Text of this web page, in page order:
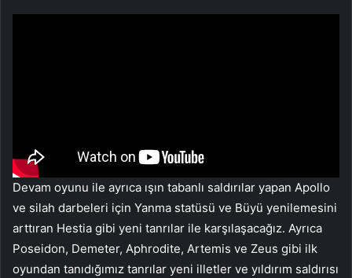
Devam oyunu ile ayrıca ışın tabanlı saldırılar yapan Apollo
ve silah darbeleri için Yanma statüsü ve Büyü yenilemesini
arttıran Hestia gibi yeni tanrılar ile karşılaşacağız. Ayrıca
Poseidon, Demeter, Aphrodite, Artemis ve Zeus gibi ilk
oyundan tanıdığımız tanrılar yeni illetler ve yıldırım saldırısı